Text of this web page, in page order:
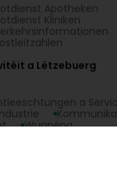
Apotheken
Kliniken
a Lëtzebuerg
a
Wunnéng